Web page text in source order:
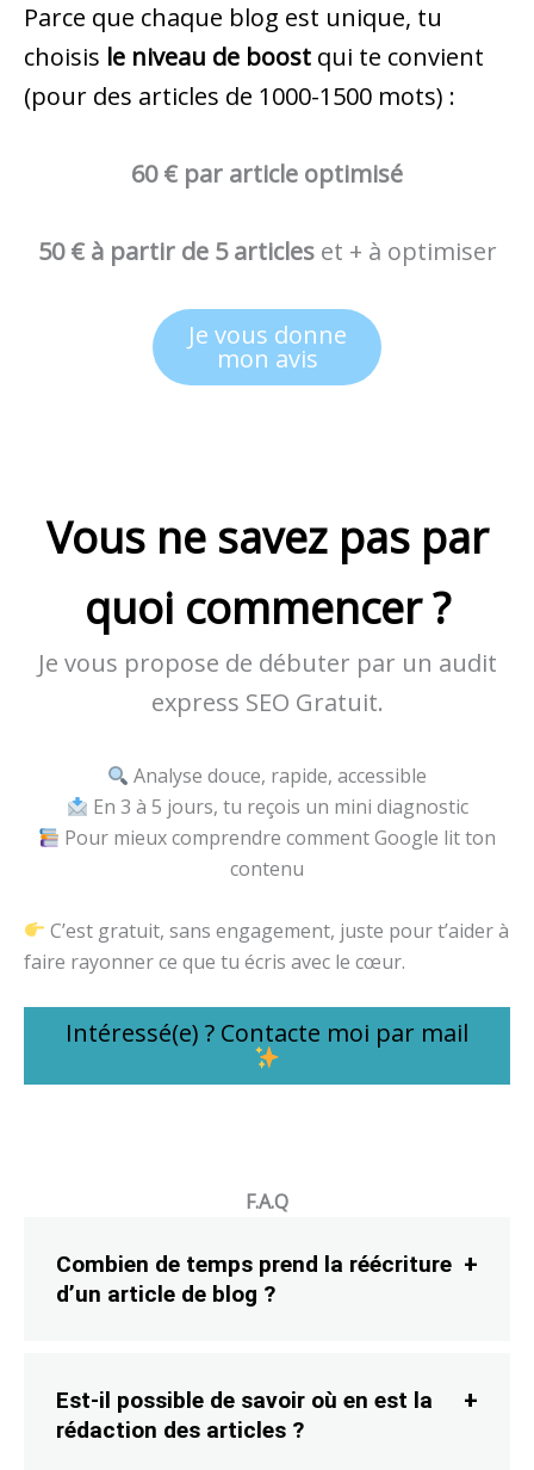
Parce que chaque blog est unique, tu
choisis le niveau de boost qui te convient
(pour des articles de 1000-1500 mots) :
60 € par article optimisé
50 € à partir de 5 articleset + à optimiser
Je vous donne
mon avis
Vous ne savez pas par
quoi commencer ?
Je vous propose de débuter par un audit
express SEO Gratuit.
Analyse douce, rapide, accessible
En 3 à 5 jours, tu reçois un mini diagnostic
Pour mieux comprendre comment Google lit ton
contenu
C’est gratuit, sans engagement, juste pour t’aider à
faire rayonner ce que tu écris avec le cœur.
Intéressé(e) ? Contacte moi par mail
F.A.Q
Combien de temps prend la réécriture
d’un article de blog ?
Est-il possible de savoir où en est la
rédaction des articles ?